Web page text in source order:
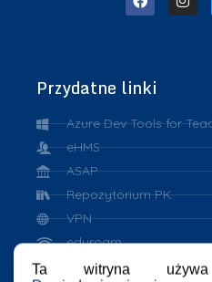
Przydatne linki
Azure Dev Tools for
eHMS
ASAP
Repozytorium PK
VPN
eduroam
Ta witryna